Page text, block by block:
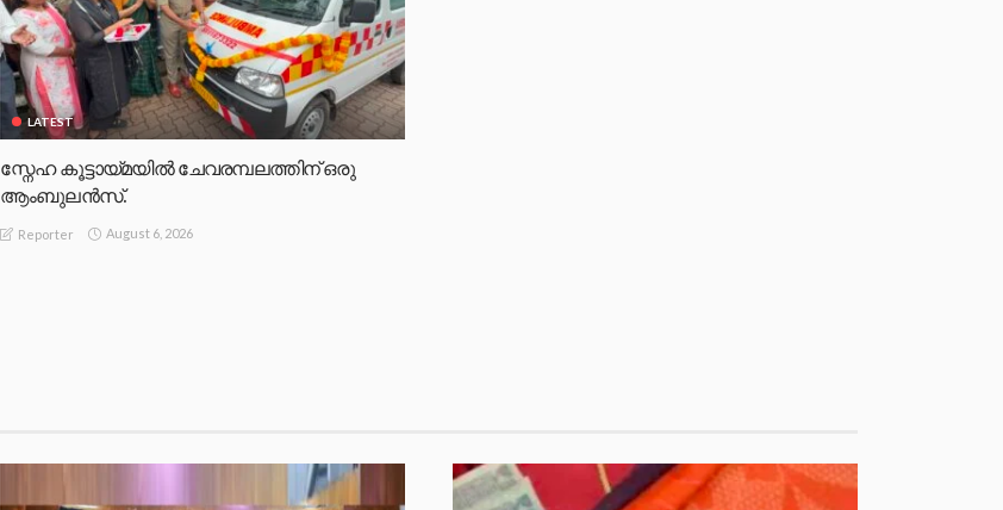
LATEST
സ്നേഹ കൂട്ടായ്മയിൽ ചേവരമ്പലത്തിന് ഒരു
ആംബുലൻസ്.
Reporter August 6, 2026